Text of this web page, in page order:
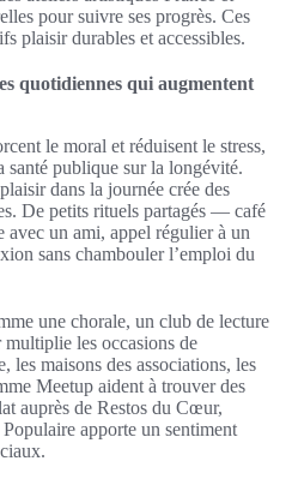
pour suivre ses progrès. Ces
plaisir durables et accessibles.
quotidiennes qui augmentent
le moral et réduisent le stress,
santé publique sur la longévité.
dans la journée crée des
De petits rituels partagés — café
un ami, appel régulier à un
sans chambouler l’emploi du
une chorale, un club de lecture
les occasions de
les maisons des associations, les
Meetup aident à trouver des
auprès de Restos du Cœur,
apporte un sentiment